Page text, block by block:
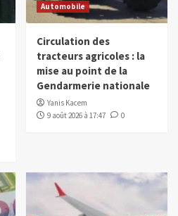
Automobile
Circulation des
tracteurs agricoles : la
mise au point de la
Gendarmerie nationale
Yanis Kacem
9 août 2026 à 17:47
0